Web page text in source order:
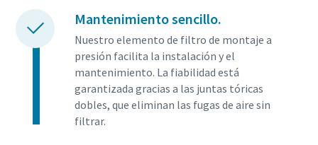
Mantenimiento sencillo.
Nuestro elemento de filtro de montaje a
presión facilita la instalación y el
mantenimiento. La fiabilidad está
garantizada gracias a las juntas tóricas
dobles, que eliminan las fugas de aire sin
filtrar.